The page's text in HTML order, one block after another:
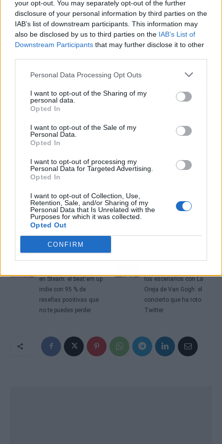
your opt-out. You may separately opt-out of the further
disclosure of your personal information by third parties on the
IAB’s list of downstream participants. This information may
also be disclosed by us to third parties on the IAB’s List of
Downstream Participants that may further disclose it to other
Personal Data Processing Opt Outs
I want to opt-out of the Sharing of my
personal data.
Opted In
I want to opt-out of the Sale of my
Personal Data.
Opted In
I want to opt-out of processing my
Personal Data for Targeted Advertising.
Opted In
I want to opt-out of Collection, Use,
Retention, Sale, and/or Sharing of my
Personal Data that Is Unrelated with the
Purposes for which it was collected.
Opted Out
CONFIRM
Nivel de hype: 6/10.Latecnologíaen sí no es
humo: ejecutar un modelo pequeño en local
tiene sentido para detectar fraudes sin subir
datos a la nube. Lo que baja la nota es la
opacidad con la que se ha implantado. Google
tiene que explicar mejor qué se activa y por
qué, o esto acabará oliendo a excusa barata con
espíritu dete espiamos por tu seguridad.
El resumen para vagos (TL;DR)
¿Qué ha pasado?
Gemini Nano (4 GB) en PCs y Macs.
¿Por qué importa?
¿Nos afecta o es solo un meme?Afecta a quien tenga un
equipo potente y use Chrome; se puede desinstalar, pero puede
reaparecer.
en Steam: el beat'em up
indie con 95 % de
reseñas positivas que
no te puedes perder
los escenarios con La
Oreja de Van Gogh: el
concierto que ha roto
Twitter